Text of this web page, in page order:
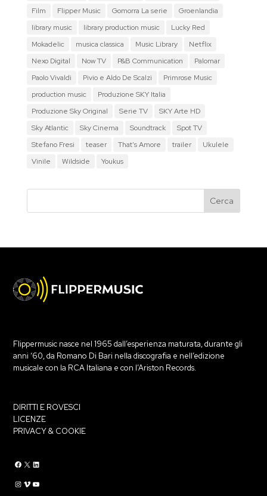
Film
Flipper Music Gomorra La serie
Groenlandia
library music
library production music
Lucky Red
Mokadelic
musica classica Music Library
Netflix
Nexo Digital
Now TV P&B Communication
Palomar
Paolo Vivaldi
Pivio e Aldo De Scalzi
Primrose Music
production music
Produzione SKY Italia
Produzione Sky Original
Serie TV
SKY Arte HD
Sky Atlantic
Sky Cinema Soundtrack
Spot TV
Stefano Fresi
teaser That's Amore trailer
Ukulele
Vinile
Wildside Youkus
Flippermusic nasce nel 1965 dall’esperienza maturata, durante gli
anni ‘60, da Romano Di Bari nella discografia e nell’edizione
musicale con la RCA Italiana e con l’Ariston Records.
DIRITTI E ROVESCI
LICENZE
PRIVACY & COOKIE
Flippermusic Facebook Flippermusic Twitter
Flippermusic Linkedin
Flippermusic Instagram Flippermusic Vimeo flippermusic YouTube